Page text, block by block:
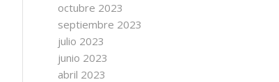
octubre 2023
septiembre 2023
julio 2023
junio 2023
abril 2023